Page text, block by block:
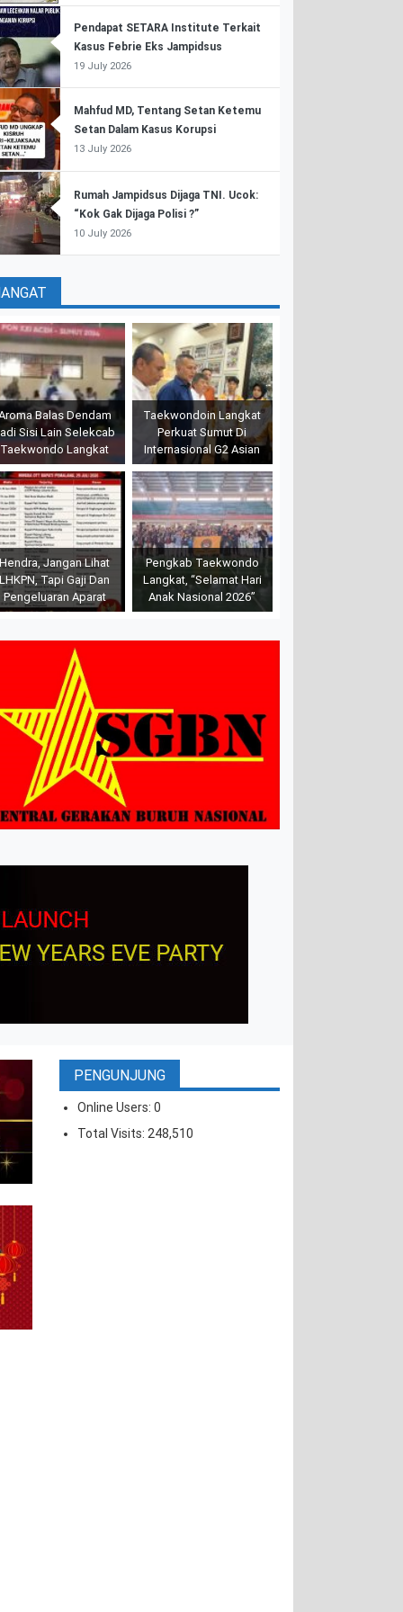
Pendapat SETARA Institute Terkait
Kasus Febrie Eks Jampidsus
19 July 2026
Mahfud MD, Tentang Setan Ketemu
Setan Dalam Kasus Korupsi
13 July 2026
Rumah Jampidsus Dijaga TNI. Ucok:
“Kok Gak Dijaga Polisi ?”
10 July 2026
Balas Dendam
Sisi Lain Selekcab
Taekwondo Langkat
Taekwondoin Langkat
Perkuat Sumut Di
Internasional G2 Asian
Hendra, Jangan Lihat
LHKPN, Tapi Gaji Dan
Pengeluaran Aparat
Pengkab Taekwondo
Langkat, “Selamat Hari
Anak Nasional 2026”
PENGUNJUNG
Online Users: 0
Total Visits: 248,510